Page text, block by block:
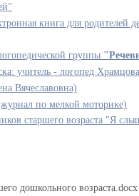
книга для родителей
группы
учитель - логопед
Вячеславовна)
по мелкой моторике)
старшего возраста "Я
дошкольного возраста.docx